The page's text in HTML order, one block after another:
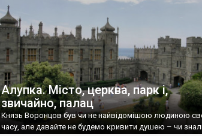
Алупка. Місто, церква, парк і,
звичайно, палац
Князь Воронцов був чи не найвідомішою людиною
часу, але давайте не будемо кривити душею – чи